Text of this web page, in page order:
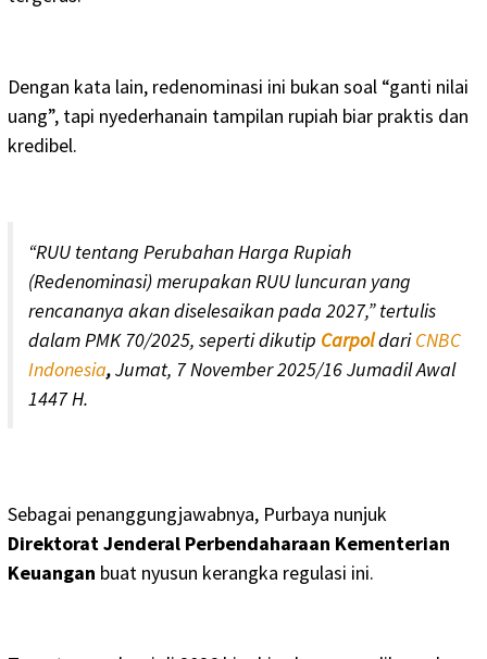
Dengan kata lain, redenominasi ini bukan soal “ganti nilai
uang”, tapi nyederhanain tampilan rupiah biar praktis dan
kredibel.
“RUU tentang Perubahan Harga Rupiah
(Redenominasi) merupakan RUU luncuran yang
rencananya akan diselesaikan pada 2027,” tertulis
dalam PMK 70/2025, seperti dikutip CarpoldariCNBC
Indonesia,Jumat, 7 November 2025/16 Jumadil Awal
1447 H.
Sebagai penanggungjawabnya, Purbaya nunjuk
Direktorat Jenderal Perbendaharaan Kementerian
Keuangan buat nyusun kerangka regulasi ini.